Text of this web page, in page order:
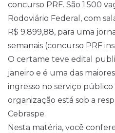
concurso PRF. São 1.500
Rodoviário Federal, com
R$ 9.899,88, para uma
semanais (concurso PRF
O certame teve edital
janeiro e é uma das
ingresso no serviço público
organização está sob a
Cebraspe.
Nesta matéria, você